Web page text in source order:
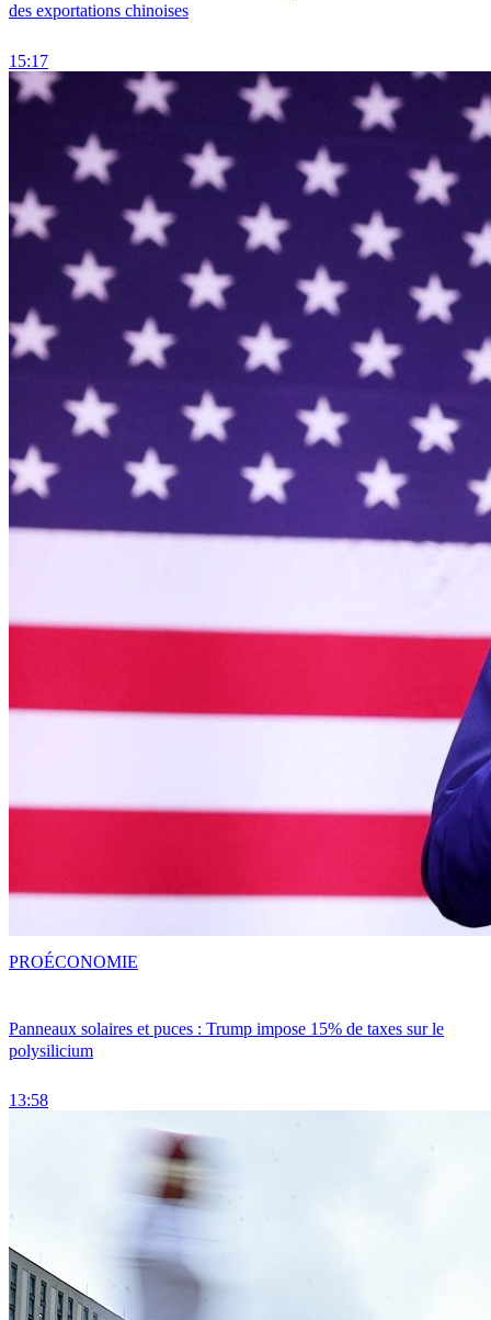
des exportations chinoises
15:17
Panneaux solaires et puces : Trump impose 15% de taxes sur le
polysilicium
13:58
PROÉCONOMIE